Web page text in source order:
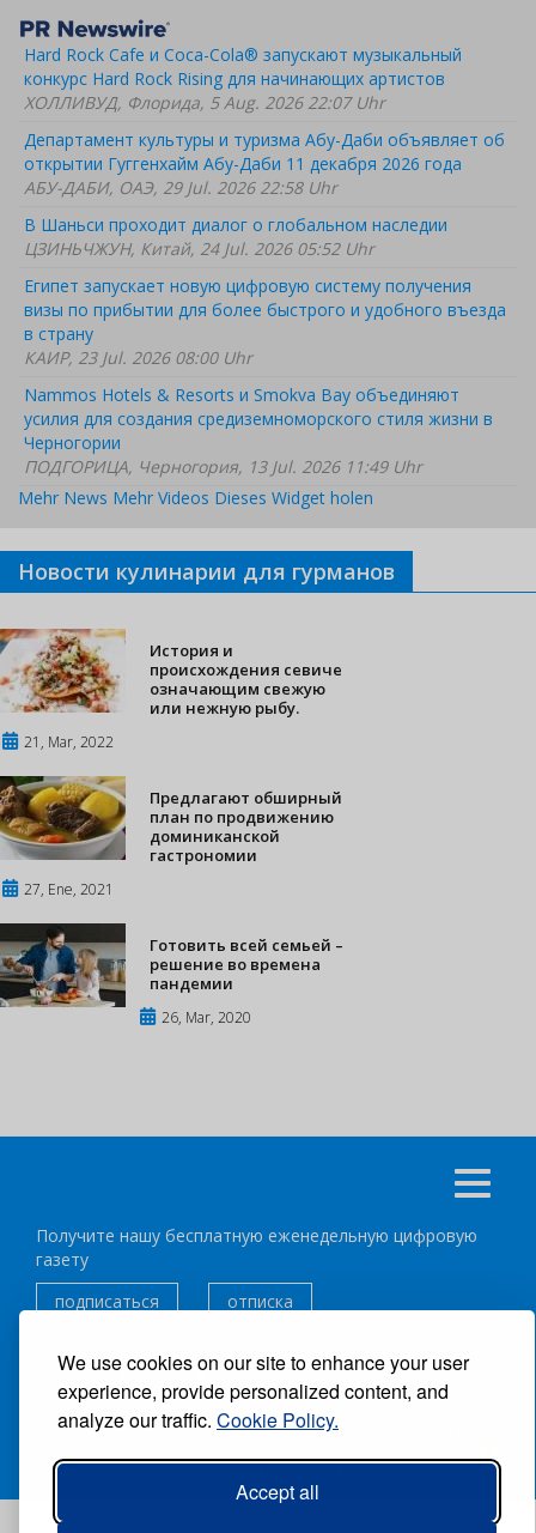
We use cookies on our site to enhance your user
experience, provide personalized content, and
analyze our traffic. Cookie Policy.
Accept all
Hard Rock Cafe и Coca-Cola® запускают музыкальный
конкурс Hard Rock Rising для начинающих артистов
ХОЛЛИВУД, Флорида, 5 Aug. 2026 22:07 Uhr
Департамент культуры и туризма Абу-Даби объявляет об
открытии Гуггенхайм Абу-Даби 11 декабря 2026 года
АБУ-ДАБИ, ОАЭ, 29 Jul. 2026 22:58 Uhr
В Шаньси проходит диалог о глобальном наследии
ЦЗИНЬЧЖУН, Китай, 24 Jul. 2026 05:52 Uhr
Египет запускает новую цифровую систему получения
визы по прибытии для более быстрого и удобного въезда
в страну
КАИР, 23 Jul. 2026 08:00 Uhr
Nammos Hotels & Resorts и Smokva Bay объединяют
усилия для создания средиземноморского стиля жизни в
Черногории
ПОДГОРИЦА, Черногория, 13 Jul. 2026 11:49 Uhr
Mehr News Mehr Videos Dieses Widget holen
Новости кулинарии для гурманов
История и
происхождения севиче
означающим свежую
или нежную рыбу.
21, Mar, 2022
Предлагают обширный
план по продвижению
доминиканской
гастрономии
27, Ene, 2021
Готовить всей семьей –
решение во времена
пандемии
26, Mar, 2020
Получите нашу бесплатную еженедельную цифровую
газету
подписаться
отписка
Следуйте за нами:
ВСЕ ПРАВА ЗАЩИЩЕНЫ ®CARIBBEAN NEWS DIGITAL.
АВТОР:GRUPO EXCELENCIAS.